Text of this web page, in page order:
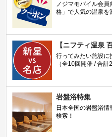
ノジマモバイル会
格」で人気の温泉を
【ニフティ温泉
行ってみたい施設に
（全10回開催 / 合計
岩盤浴特集
日本全国の岩盤浴
検索！